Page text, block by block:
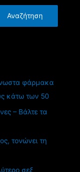
Αναζήτηση
φάρμακα
κάτω των 50
– Βάλτε τα
τονώνει τη
σεξ